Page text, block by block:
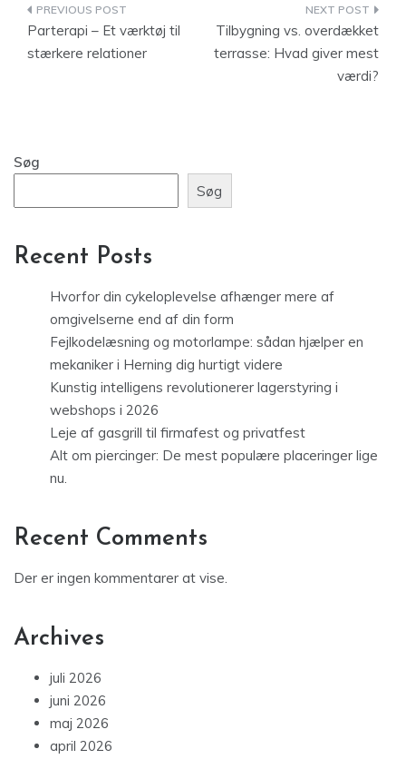
Indlægsnavigation
Parterapi – Et værktøj til
stærkere relationer
Tilbygning vs. overdækket
terrasse: Hvad giver mest
værdi?
Søg
Søg
Recent Posts
Hvorfor din cykeloplevelse afhænger mere af
omgivelserne end af din form
Fejlkodelæsning og motorlampe: sådan hjælper en
mekaniker i Herning dig hurtigt videre
Kunstig intelligens revolutionerer lagerstyring i
webshops i 2026
Leje af gasgrill til firmafest og privatfest
Alt om piercinger: De mest populære placeringer lige
nu.
Recent Comments
Der er ingen kommentarer at vise.
Archives
juli 2026
juni 2026
maj 2026
april 2026